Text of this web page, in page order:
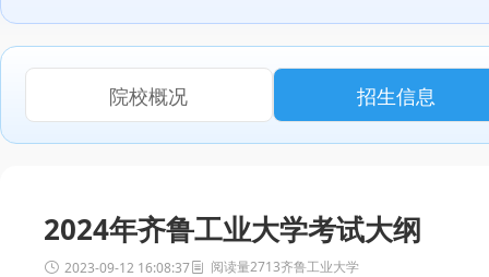
院校概况 招生信息
2024年齐鲁工业大学考试大纲
2023-09-12 16:08:37 阅读量2713齐鲁工业大学